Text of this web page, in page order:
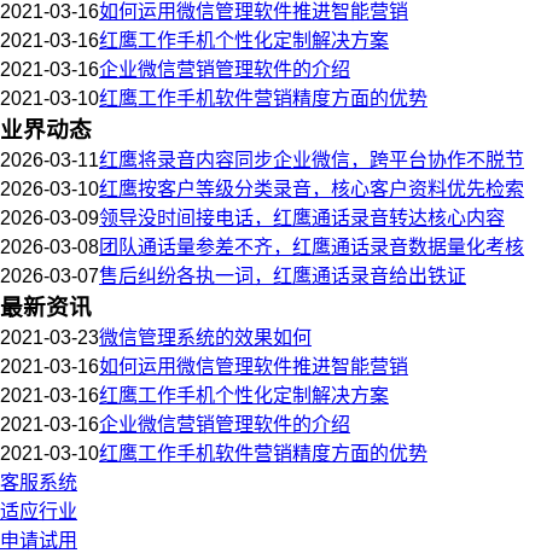
2021-03-16如何运用微信管理软件推进智能营销
2021-03-16红鹰工作手机个性化定制解决方案
2021-03-16企业微信营销管理软件的介绍
2021-03-10红鹰工作手机软件营销精度方面的优势
业界动态
2026-03-11红鹰将录音内容同步企业微信，跨平台协作不脱节
2026-03-10红鹰按客户等级分类录音，核心客户资料优先检索
2026-03-09领导没时间接电话，红鹰通话录音转达核心内容
2026-03-08团队通话量参差不齐，红鹰通话录音数据量化考核
2026-03-07售后纠纷各执一词，红鹰通话录音给出铁证
最新资讯
2021-03-23微信管理系统的效果如何
2021-03-16如何运用微信管理软件推进智能营销
2021-03-16红鹰工作手机个性化定制解决方案
2021-03-16企业微信营销管理软件的介绍
2021-03-10红鹰工作手机软件营销精度方面的优势
客服系统
适应行业
申请试用